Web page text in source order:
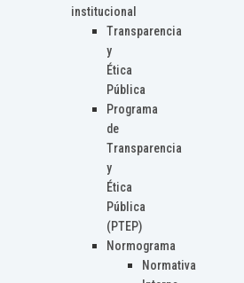
institucional
Transparencia
y
Ética
Pública
Programa
de
Transparencia
y
Ética
Pública
(PTEP)
Normograma
Normativa